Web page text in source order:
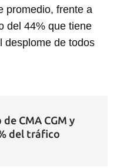
promedio, frente a
del 44% que tiene
desplome de todos
CMA CGM y
del tráfico